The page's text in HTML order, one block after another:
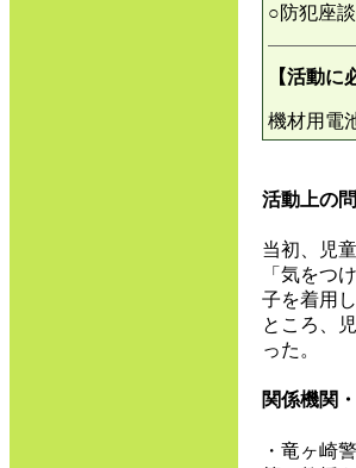
○防犯座
【活動に
機材用電
活動上の
当初、児
「気をつ
子を着用
ところ、
った。
関係機関
・竜ヶ崎